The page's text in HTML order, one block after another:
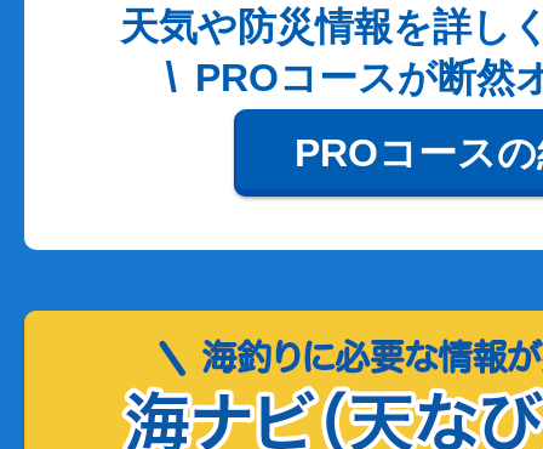
天気や防災情報を詳し
PROコースが断然
PROコース